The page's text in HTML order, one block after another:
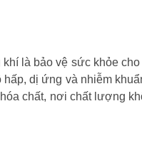
là bảo vệ sức khỏe
dị ứng và nhiễm
chất, nơi chất lượng